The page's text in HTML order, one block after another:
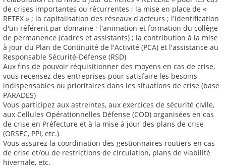
de crises importantes ou récurrentes ; la mise en place de «
RETEX » ; la capitalisation des réseaux d'acteurs ; l'identification
d'un référent par domaine ; l'animation et formation du collège
de permanence (cadres et assistants) ; la contribution à la mise
à jour du Plan de Continuité de l'Activité (PCA) et l'assistance au
Responsable Sécurité-Défense (RSD)
Aux fins de pouvoir réquisitionner des moyens en cas de crise,
vous recensez des entreprises pour satisfaire les besoins
indispensables ou prioritaires dans les situations de crise (base
PARADES)
Vous participez aux astreintes, aux exercices de sécurité civile,
aux Cellules Opérationnelles Défense (COD) organisées en cas
de crise en Préfecture et à la mise à jour des plans de crise
(ORSEC, PPI, etc.)
Vous assurez la coordination des gestionnaires routiers en cas
de crise et/ou de restrictions de circulation, plans de viabilité
hivernale, etc.